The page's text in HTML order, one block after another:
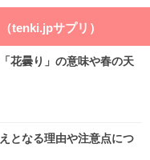
っと見る
（tenki.jpサプリ）
花曇り」の意味や春の天
となる理由や注意点につ